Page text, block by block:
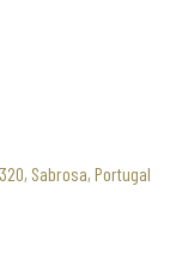
Sabrosa, Portugal